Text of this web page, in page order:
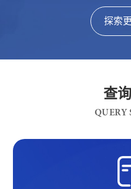
探索
查
QUERY